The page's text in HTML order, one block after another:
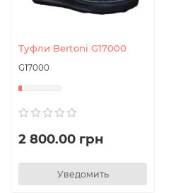
Туфли Bertoni G17000
G17000
2 800.00 грн
Уведомить